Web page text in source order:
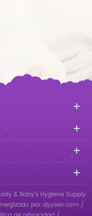
& Baby's Hygiene Supply
por dyyseo.com /